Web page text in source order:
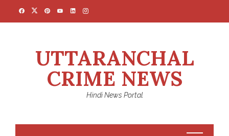
UTTARANCHAL
CRIME NEWS
Hindi News Portal